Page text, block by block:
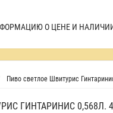
О ЦЕНЕ И
Пиво светлое Швитурис
ГИНТАРИНИС 0,568Л.